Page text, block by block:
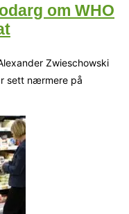
om WHO
Zwieschowski
sett nærmere på